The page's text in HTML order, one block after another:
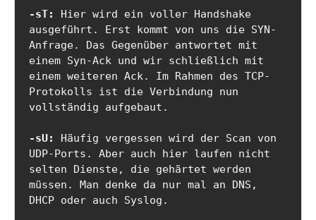
-sT:
Hier wird ein voller Handshake
ausgeführt. Erst kommt von uns die SYN-
Anfrage. Das Gegenüber antwortet mit
einem Syn-Ack und wir schließlich mit
einem weiteren Ack. Im Rahmen des TCP-
Protokolls ist die Verbindung nun
vollständig aufgebaut.
-sU:
Häufig vergessen wird der Scan von
UDP-Ports. Aber auch hier laufen nicht
selten Dienste, die gehärtet werden
müssen. Man denke da nur mal an DNS,
DHCP oder auch Syslog.